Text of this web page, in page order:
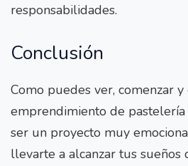
responsabilidades.
Conclusión
Como puedes ver, comenzar
emprendimiento de
ser un proyecto muy
llevarte a alcanzar tus